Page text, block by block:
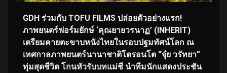
GDH ร่วมกับ TOFU FILMS ปล่อยตัวอย่างแรก!
ภาพยนตร์ฟอร์มยักษ์ ‘คุณยายวรนาฏ’ (INHERIT)
เตรียมคายตะขาบหนังไทยในรอบปฐมทัศน์โลก ณ
เทศกาลภาพยนตร์นานาชาติโตรอนโต “จุ๋ย วรัทยา”
ทุ่มสุดชีวิต โกนหัวรับบทแม่ชี นำทีมนักแสดงประชัน